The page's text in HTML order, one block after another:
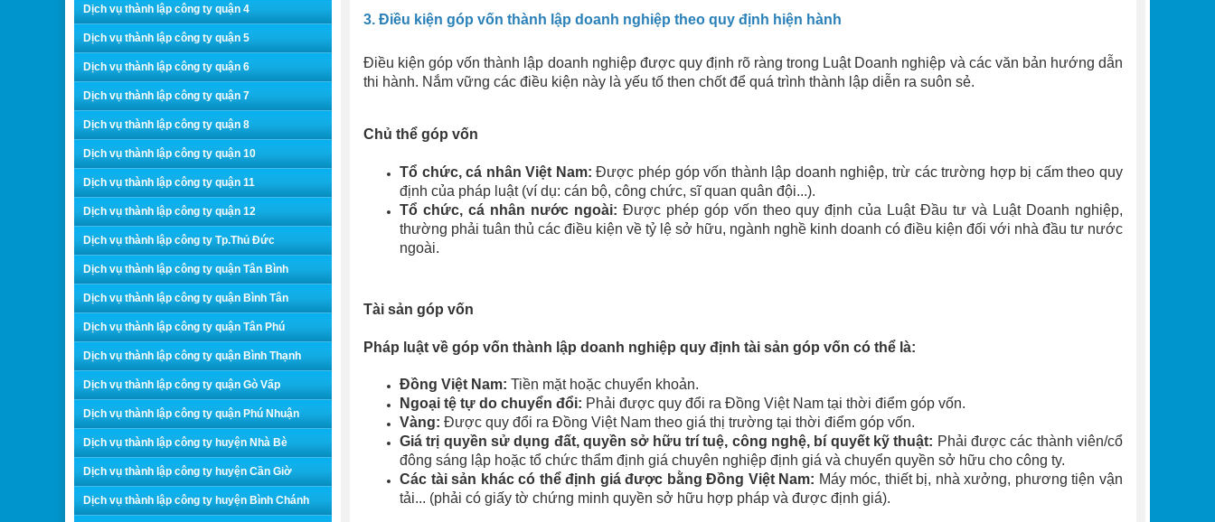
3. Điều kiện góp vốn thành lập doanh nghiệp theo quy định hiện hành
Điều kiện góp vốn thành lập doanh nghiệp được quy định rõ ràng trong Luật Doanh nghiệp và các văn bản hướng dẫn
thi hành. Nắm vững các điều kiện này là yếu tố then chốt để quá trình thành lập diễn ra suôn sẻ.
Chủ thể góp vốn
Tổ chức, cá nhân Việt Nam:Được phép góp vốn thành lập doanh nghiệp, trừ các trường hợp bị cấm theo quy
định của pháp luật (ví dụ: cán bộ, công chức, sĩ quan quân đội...).
Tổ chức, cá nhân nước ngoài: Được phép góp vốn theo quy định của Luật Đầu tư và Luật Doanh nghiệp,
thường phải tuân thủ các điều kiện về tỷ lệ sở hữu, ngành nghề kinh doanh có điều kiện đối với nhà đầu tư nước
ngoài.
Tài sản góp vốn
Pháp luật về góp vốn thành lập doanh nghiệp quy định tài sản góp vốn có thể là:
Đồng Việt Nam: Tiền mặt hoặc chuyển khoản.
Ngoại tệ tự do chuyển đổi: Phải được quy đổi ra Đồng Việt Nam tại thời điểm góp vốn.
Vàng: Được quy đổi ra Đồng Việt Nam theo giá thị trường tại thời điểm góp vốn.
Giá trị quyền sử dụng đất, quyền sở hữu trí tuệ, công nghệ, bí quyết kỹ thuật: Phải được các thành viên/cổ
đông sáng lập hoặc tổ chức thẩm định giá chuyên nghiệp định giá và chuyển quyền sở hữu cho công ty.
Các tài sản khác có thể định giá được bằng Đồng Việt Nam: Máy móc, thiết bị, nhà xưởng, phương tiện vận
tải... (phải có giấy tờ chứng minh quyền sở hữu hợp pháp và được định giá).
Dịch vụ thành lập công ty quận 4
Dịch vụ thành lập công ty quận 5
Dịch vụ thành lập công ty quận 6
Dịch vụ thành lập công ty quận 7
Dịch vụ thành lập công ty quận 8
Dịch vụ thành lập công ty quận 10
Dịch vụ thành lập công ty quận 11
Dịch vụ thành lập công ty quận 12
Dịch vụ thành lập công ty Tp.Thủ Đức
Dịch vụ thành lập công ty quận Tân Bình
Dịch vụ thành lập công ty quận Bình Tân
Dịch vụ thành lập công ty quận Tân Phú
Dịch vụ thành lập công ty quận Bình Thạnh
Dịch vụ thành lập công ty quận Gò Vấp
Dịch vụ thành lập công ty quận Phú Nhuận
Dịch vụ thành lập công ty huyện Nhà Bè
Dịch vụ thành lập công ty huyện Cần Giờ
Dịch vụ thành lập công ty huyện Bình Chánh